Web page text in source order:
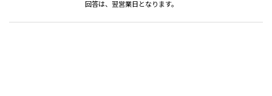
回答は、翌営業日となります。